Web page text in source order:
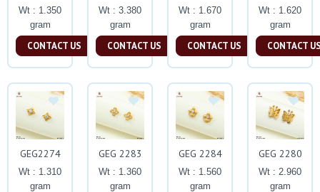
Wt : 1.350
gram
CONTACT US
Wt : 3.380
gram
CONTACT US
Wt : 1.670
gram
CONTACT US
Wt : 1.620
gram
CONTACT
GEG2274
Wt : 1.310
gram
GEG 2283
Wt : 1.360
gram
GEG 2284
Wt : 1.560
gram
GEG 2280
Wt : 2.960
gram